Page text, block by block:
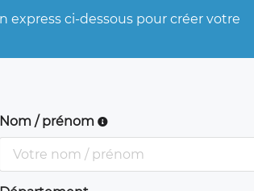
express ci-dessous pour créer votre
Nom / prénom